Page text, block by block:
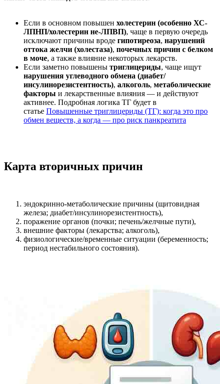
Если в основном повышен холестерин (особенно ХС-
ЛПНП/холестерин не-ЛПВП), чаще в первую очередь
исключают причины вроде гипотиреоза, нарушений
оттока желчи (холестаза), почечных причин с белком
в моче, а также влияние некоторых лекарств.
Если заметно повышены триглицериды, чаще ищут
нарушения углеводного обмена (диабет/
инсулинорезистентность), алкоголь, метаболические
факторы и лекарственные влияния — и действуют
активнее. Подробная логика ТГ будет в
статье Повышенные триглицериды (ТГ): когда это про
обмен веществ, а когда — про риск панкреатита
Карта вторичных причин
эндокринно-метаболические причины (щитовидная
железа; диабет/инсулинорезистентность),
поражение органов (почки; печень/желчные пути),
внешние факторы (лекарства; алкоголь),
физиологические/временные ситуации (беременность;
период нестабильного состояния).